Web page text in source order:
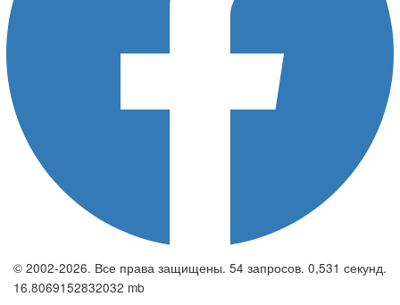
© 2002-2026. Все права защищены. 54 запросов. 0,531 секунд.
16.8069152832032 mb